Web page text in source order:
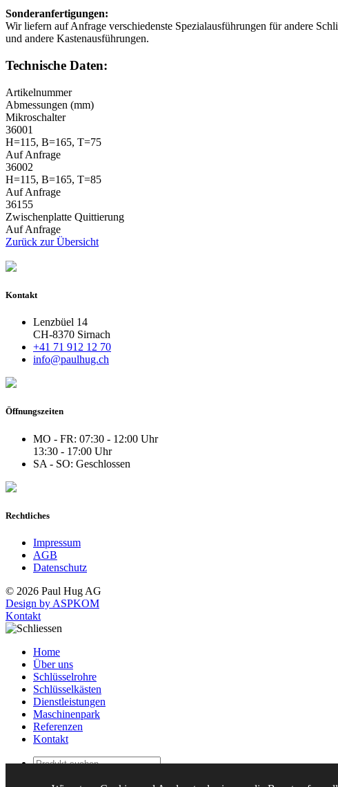
Sonderanfertigungen:
Wir liefern auf Anfrage verschiedenste Spezialausführungen für andere
und andere Kastenausführungen.
Technische Daten:
Artikelnummer
Abmessungen (mm)
Mikroschalter
36001
H=115, B=165, T=75
Auf Anfrage
36002
H=115, B=165, T=85
Auf Anfrage
36155
Zwischenplatte Quittierung
Auf Anfrage
Zurück zur Übersicht
Kontakt
Lenzbüel 14
CH-8370 Sirnach
+41 71 912 12 70
info@paulhug.ch
Öffnungszeiten
MO - FR: 07:30 - 12:00 Uhr
13:30 - 17:00 Uhr
SA - SO: Geschlossen
Rechtliches
Impressum
AGB
Datenschutz
© 2026 Paul Hug AG
Design by ASPKOM
Kontakt
Home
Über uns
Schlüsselrohre
Schlüsselkästen
Dienstleistungen
Maschinenpark
Referenzen
Kontakt
Produkt